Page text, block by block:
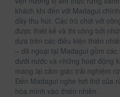
khách khi đến với Madagui
đầy thu hút. Các trò chơi với
được thiết kế và thi công bởi
dựa trên các điều kiện thiên
– dã ngoại tại Madagui gồm
dưới nước và những hoạt động
mang lại cảm giác trải nghiệm
Đến Madagui nghe hơi thở của
hòa mình vào thiên nhiên.